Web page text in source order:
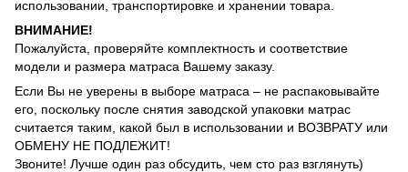
использовании, транспортировке и хранении товара.
ВНИМАНИЕ!
Пожалуйста, проверяйте комплектность и соответствие
модели и размера матраса Вашему заказу.
Если Вы не уверены в выборе матраса – не распаковывайте
его, поскольку после снятия заводской упаковки матрас
считается таким, какой был в использовании и ВОЗВРАТУ или
ОБМЕНУ НЕ ПОДЛЕЖИТ!
Звоните! Лучше один раз обсудить, чем сто раз взглянуть)